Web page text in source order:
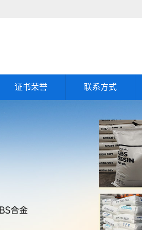
证书荣誉 联系方式